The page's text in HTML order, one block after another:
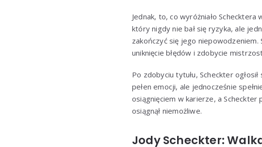
Jednak, to, co wyróżniało
który nigdy nie bał się ryzyka, ale
zakończyć się jego niepowodzeniem.
uniknięcie błędów i zdobycie
Po zdobyciu tytułu, Scheckter
pełen emocji, ale jednocześnie
osiągnięciem w karierze, a
osiągnął niemożliwe.
Jody Scheckter: